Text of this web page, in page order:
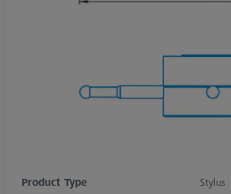
Product Type
Stylus